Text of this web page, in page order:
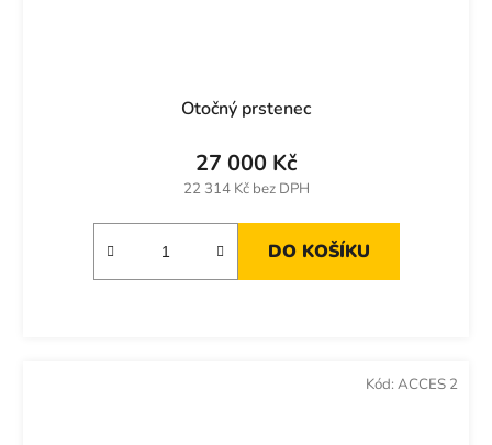
Otočný prstenec
22 314 Kč bez DPH
27 000 Kč
DO KOŠÍKU
Kód: ACCES 2